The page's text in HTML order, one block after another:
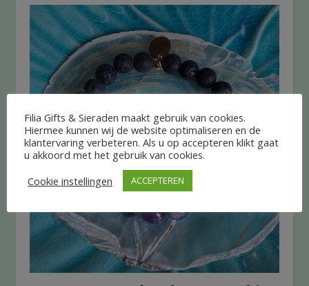
Filia Gifts & Sieraden maakt gebruik van cookies.
Hiermee kunnen wij de website optimaliseren en de
klantervaring verbeteren. Als u op accepteren klikt gaat
u akkoord met het gebruik van cookies.
Cookie instellingen
ACCEPTEREN